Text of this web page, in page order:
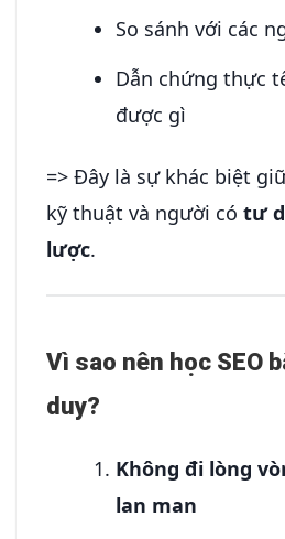
So sánh với các
Dẫn chứng thực
được gì
=> Đây là sự khác biệt
kỹ thuật và người có tư
lược.
Vì sao nên học SEO
duy?
Không đi lòng
lan man